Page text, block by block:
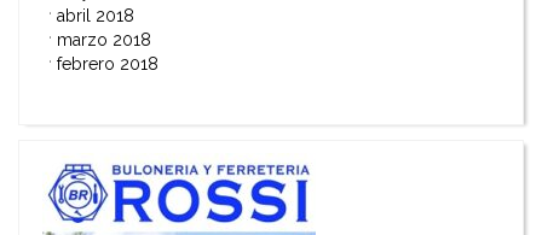
abril 2018
marzo 2018
febrero 2018